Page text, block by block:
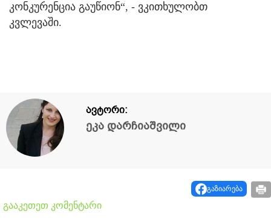
კონკურენცია გაუწიონ“, - ვკითხულობთ
კვლევაში.
ავტორი:
ეკა დარჩიაშვილი
გაზიარება
გააკეთეთ კომენტარი